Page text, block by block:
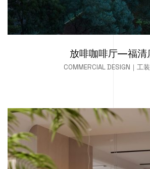
放啡咖啡厅—福清
COMMERCIAL DESIGN｜工